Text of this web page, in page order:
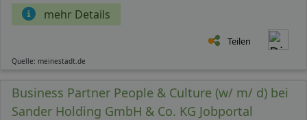
mehr Details
Teilen
Quelle: meinestadt.de
Business Partner People & Culture (w/ m/ d) bei
Sander Holding GmbH & Co. KG Jobportal